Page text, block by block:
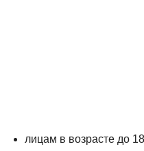
лицам в возрасте до